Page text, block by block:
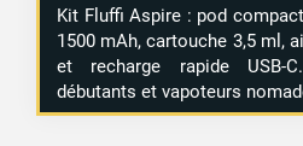
Kit Fluffi Aspire : pod
1500 mAh, cartouche 3,5 ml,
et recharge rapide USB-
débutants et vapoteurs